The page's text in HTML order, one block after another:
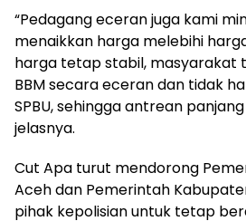
“Pedagang eceran juga kami
menaikkan harga melebihi
harga tetap stabil, masyarakat
BBM secara eceran dan tidak
SPBU, sehingga antrean
jelasnya.
Cut Apa turut mendorong
Aceh dan Pemerintah
pihak kepolisian untuk tetap